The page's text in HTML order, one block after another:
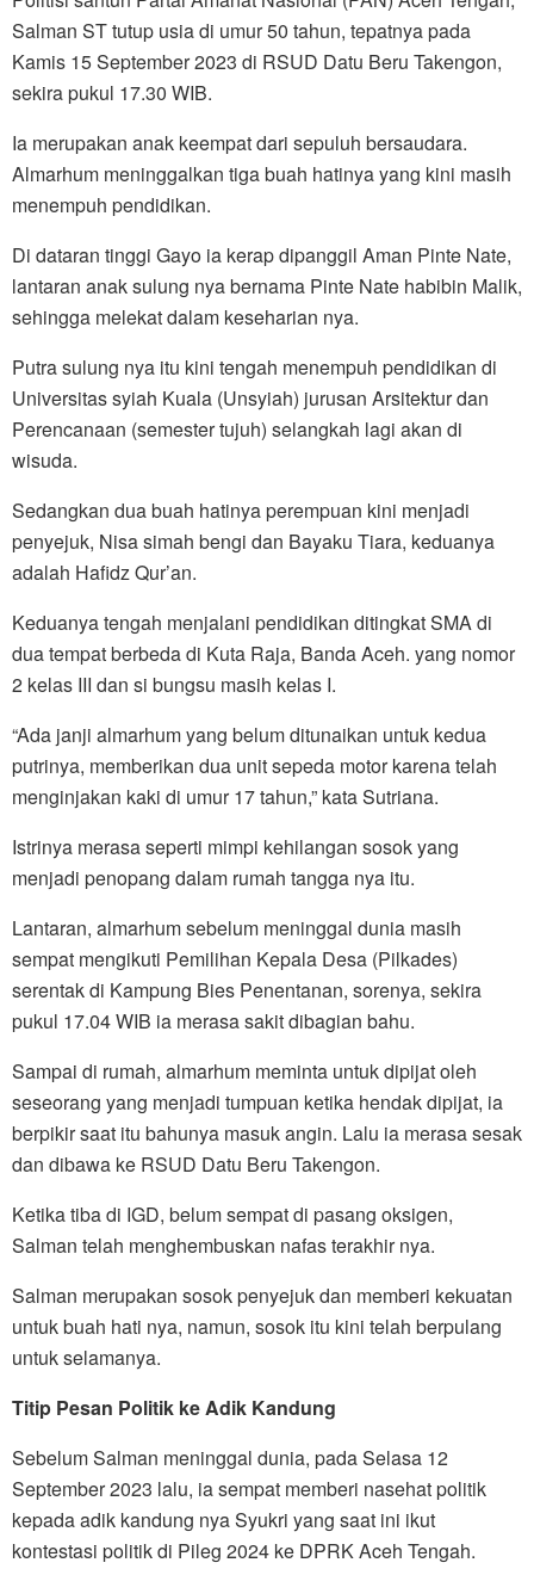
Salman ST tutup usia di umur 50 tahun, tepatnya pada
Kamis 15 September 2023 di RSUD Datu Beru Takengon,
sekira pukul 17.30 WIB.
Ia merupakan anak keempat dari sepuluh bersaudara.
Almarhum meninggalkan tiga buah hatinya yang kini masih
menempuh pendidikan.
Di dataran tinggi Gayo ia kerap dipanggil Aman Pinte Nate,
lantaran anak sulung nya bernama Pinte Nate habibin Malik,
sehingga melekat dalam keseharian nya.
Putra sulung nya itu kini tengah menempuh pendidikan di
Universitas syiah Kuala (Unsyiah) jurusan Arsitektur dan
Perencanaan (semester tujuh) selangkah lagi akan di
wisuda.
Sedangkan dua buah hatinya perempuan kini menjadi
penyejuk, Nisa simah bengi dan Bayaku Tiara, keduanya
adalah Hafidz Qur’an.
Keduanya tengah menjalani pendidikan ditingkat SMA di
dua tempat berbeda di Kuta Raja, Banda Aceh. yang nomor
2 kelas III dan si bungsu masih kelas I.
“Ada janji almarhum yang belum ditunaikan untuk kedua
putrinya, memberikan dua unit sepeda motor karena telah
menginjakan kaki di umur 17 tahun,” kata Sutriana.
Istrinya merasa seperti mimpi kehilangan sosok yang
menjadi penopang dalam rumah tangga nya itu.
Lantaran, almarhum sebelum meninggal dunia masih
sempat mengikuti Pemilihan Kepala Desa (Pilkades)
serentak di Kampung Bies Penentanan, sorenya, sekira
pukul 17.04 WIB ia merasa sakit dibagian bahu.
Sampai di rumah, almarhum meminta untuk dipijat oleh
seseorang yang menjadi tumpuan ketika hendak dipijat, ia
berpikir saat itu bahunya masuk angin. Lalu ia merasa sesak
dan dibawa ke RSUD Datu Beru Takengon.
Ketika tiba di IGD, belum sempat di pasang oksigen,
Salman telah menghembuskan nafas terakhir nya.
Salman merupakan sosok penyejuk dan memberi kekuatan
untuk buah hati nya, namun, sosok itu kini telah berpulang
untuk selamanya.
Titip Pesan Politik ke Adik Kandung
Sebelum Salman meninggal dunia, pada Selasa 12
September 2023 lalu, ia sempat memberi nasehat politik
kepada adik kandung nya Syukri yang saat ini ikut
kontestasi politik di Pileg 2024 ke DPRK Aceh Tengah.